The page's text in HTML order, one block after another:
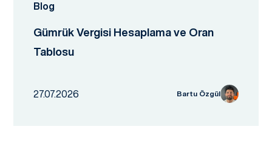
Blog
Gümrük Vergisi Hesaplama ve Oran
Tablosu
27.07.2026 Bartu Özgül